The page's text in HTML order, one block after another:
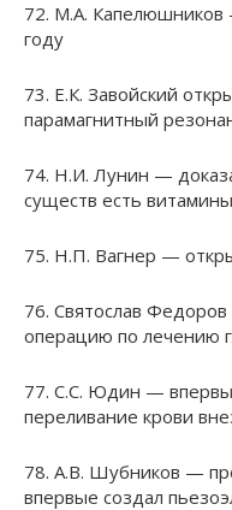
72. М.А. Капелюшников
году
73. Е.К. Завойский
парамагнитный
74. Н.И. Лунин —
существ есть витамины
75. Н.П. Вагнер —
76. Святослав
операцию по лечению
77. С.С. Юдин —
переливание крови
78. А.В. Шубников —
впервые создал